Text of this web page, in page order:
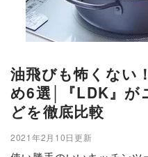
油飛びも怖くない
め6選│『LDK』が
どを徹底比較
2021年2月10日更新